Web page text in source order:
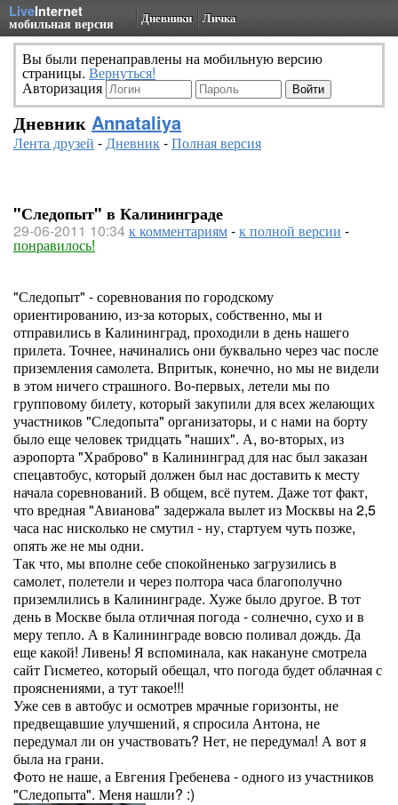
LiveInternet
мобильная версия Дневники Личка
Вы были перенаправлены на мобильную версию
страницы. Вернуться!
Авторизация
Дневник Annataliya
Лента друзей -Дневник-Полная версия
"Следопыт" в Калининграде
29-06-2011 10:34к комментариям-к полной версии -
понравилось!
"Следопыт" - соревнования по городскому
ориентированию, из-за которых, собственно, мы и
отправились в Калининград, проходили в день нашего
прилета. Точнее, начинались они буквально через час после
приземления самолета. Впритык, конечно, но мы не видели
в этом ничего страшного. Во-первых, летели мы по
групповому билету, который закупили для всех желающих
участников "Следопыта" организаторы, и с нами на борту
было еще человек тридцать "наших". А, во-вторых, из
аэропорта "Храброво" в Калининград для нас был заказан
спецавтобус, который должен был нас доставить к месту
начала соревнований. В общем, всё путем. Даже тот факт,
что вредная "Авианова" задержала вылет из Москвы на 2,5
часа нас нисколько не смутил - ну, стартуем чуть позже,
опять же не мы одни.
Так что, мы вполне себе спокойненько загрузились в
самолет, полетели и через полтора часа благополучно
приземлились в Калининграде. Хуже было другое. В тот
день в Москве была отличная погода - солнечно, сухо и в
меру тепло. А в Калининграде вовсю поливал дождь. Да
еще какой! Ливень! Я вспоминала, как накануне смотрела
сайт Гисметео, который обещал, что погода будет облачная с
прояснениями, а тут такое!!!
Уже сев в автобус и осмотрев мрачные горизонты, не
предвещавшие улучшений, я спросила Антона, не
передумал ли он участвовать? Нет, не передумал! А вот я
была на грани.
Фото не наше, а Евгения Гребенева - одного из участников
"Следопыта". Меня нашли? :)